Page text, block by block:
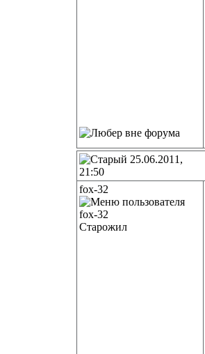
25.06.2011,
21:50
fox-32
Старожил